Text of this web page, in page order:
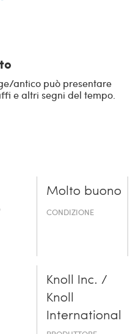
antico può presentare
e altri segni del tempo.
Molto buono
CONDIZIONE
Knoll Inc. /
Knoll
International